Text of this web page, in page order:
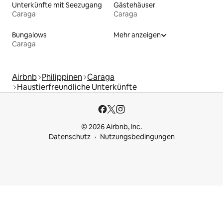
Unterkünfte mit Seezugang
Caraga
Gästehäuser
Caraga
Bungalows
Caraga
Mehr anzeigen
Airbnb Philippinen Caraga
Haustierfreundliche Unterkünfte
© 2026 Airbnb, Inc.
Datenschutz
Nutzungsbedingungen